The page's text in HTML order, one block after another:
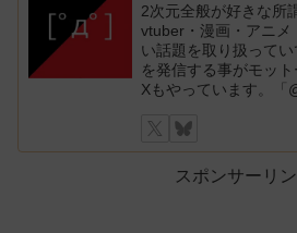
2次元全般が好きな所
vtuber・漫画・アニメ
い話題を取り扱って
を発信する事がモット
Xもやっています。「
スポンサーリ